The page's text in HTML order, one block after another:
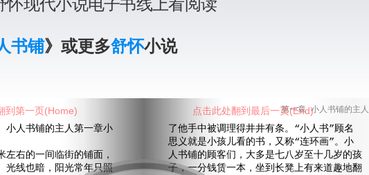
怀现代小说电子书线上看阅读
书铺》或更多舒怀小说
第一章 小人书铺的主人
铺的主人第一章小
右的一间临街的铺面，
光线也暗，阳光常年只照
了他手中被调理得井井有条。“小人书”顾名
思义就是小孩儿看的书，又称“连环画”。小
人书铺的顾客们，大多是七八岁至十几岁的孩
子，一分钱赁一本，坐到长凳上有来道趣地翻
到第一页(Home) 点击此处翻到最后一页(End)